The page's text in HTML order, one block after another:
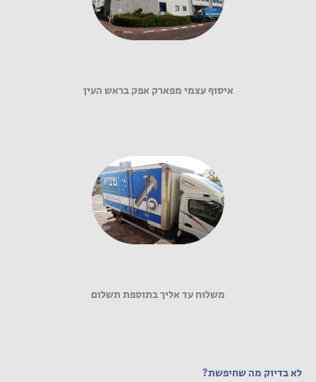
איסוף עצמי מפארק אפק בראש העין
משלוח עד אליך בתוספת תשלום
לא בדיוק מה שחיפשת?